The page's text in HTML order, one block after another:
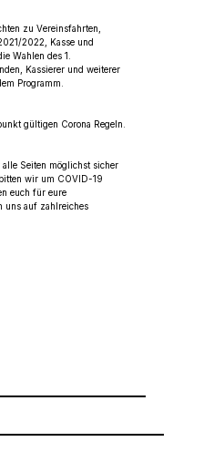
zu Vereinsfahrten,
2022, Kasse und
Wahlen des 1.
Kassierer und weiterer
Programm.
gültigen Corona Regeln.
Seiten möglichst sicher
wir um COVID-19
euch für eure
uns auf zahlreiches